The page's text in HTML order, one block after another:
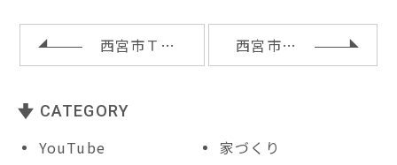
o
o
k
st t
西宮市Ｔ様邸の完成内覧会開催 西宮市Ｔ様邸のお引渡し
CATEGORY
YouTube
家づくり